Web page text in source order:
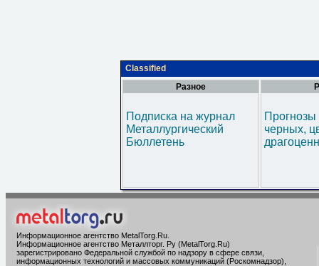
Classified
Разное
Подписка на журнал
Металлургический
Бюллетень
черных,
Информационное агентство MetalTorg.Ru
Информационное агентство Металлторг. Ру (MetalTorg.Ru)
зарегистрировано Федеральной службой по надзору в сфере связи,
информационных технологий и массовых коммуникаций (Роскомнадзор),